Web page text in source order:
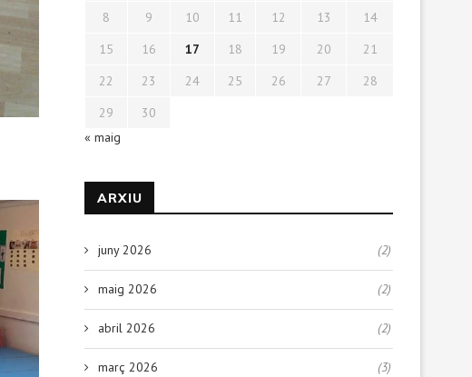
8
9 10 11 12 13
14
15
16 17 18 19 20
21
22
23 24 25 26 27
28
29
30
« maig
ARXIU
juny 2026 (2)
maig 2026 (2)
abril 2026 (2)
març 2026 (3)